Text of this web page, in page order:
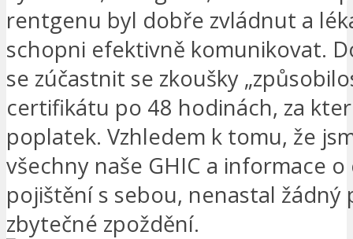
rentgenu byl dobře zvládnut a
schopni efektivně komunikovat.
se zúčastnit se zkoušky
certifikátu po 48 hodinách, za
poplatek. Vzhledem k tomu, že
všechny naše GHIC a informace
pojištění s sebou, nenastal žádný
zbytečné zpoždění.